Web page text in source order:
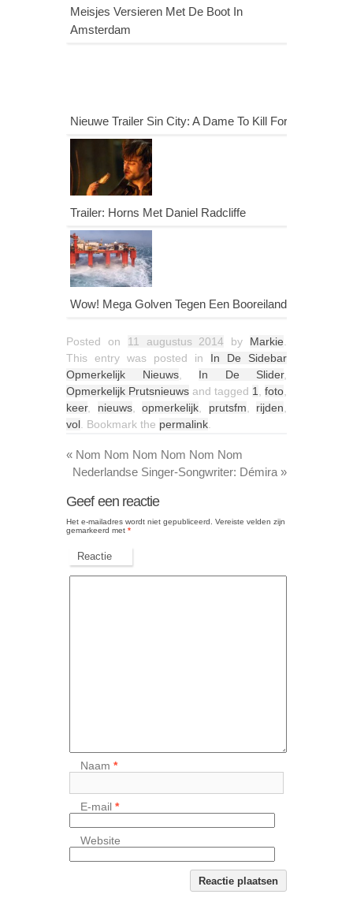
Meisjes Versieren Met De Boot In
Amsterdam
Nieuwe Trailer Sin City: A Dame To Kill For
Trailer: Horns Met Daniel Radcliffe
Wow! Mega Golven Tegen Een Booreiland
Posted on 11 augustus 2014 by Markie
This entry was posted in In De Sidebar
Opmerkelijk Nieuws, In De Slider,
Opmerkelijk Prutsnieuws and tagged 1 foto
keer, nieuws, opmerkelijk prutsfm rijden
vol . Bookmark the permalink
« Nom Nom Nom Nom Nom Nom
Nederlandse Singer-Songwriter: Démira »
Geef een reactie
Het e-mailadres wordt niet gepubliceerd.
Vereiste velden zijn
gemarkeerd met *
Reactie
Naam*
E-mail*
Website